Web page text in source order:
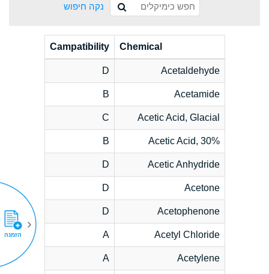
נקה חיפוש
Chemical
Campatibility
Acetaldehyde
D
Acetamide
B
Acetic Acid, Glacial
C
Acetic Acid, 30%
B
Acetic Anhydride
D
Acetone
D
Acetophenone
D
Acetyl Chloride
A
Acetylene
A
הזמנה